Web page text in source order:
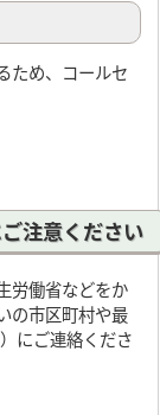
め、コールセ
注意ください
労働省などをか
の市区町村や最
にご連絡くださ